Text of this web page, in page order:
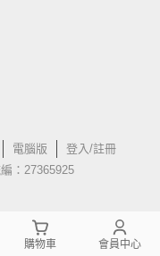
電腦版
登入/註冊
：27365925
購物車 會員中心